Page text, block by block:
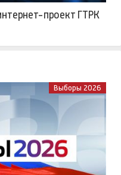
проект ГТРК
Выборы 2026